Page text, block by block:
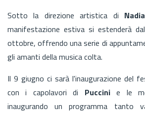
Sotto la direzione artistica di
manifestazione estiva si estenderà
ottobre, offrendo una serie di
gli amanti della musica colta.
Il 9 giugno ci sarà l'inaugurazione del
con i capolavori di Puccinie le
inaugurando un programma tanto